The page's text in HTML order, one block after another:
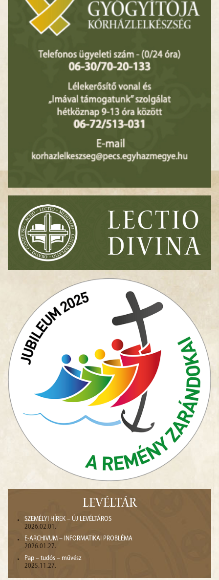
LEVÉLTÁR
SZEMÉLYI HÍREK – ÚJ LEVÉLTÁROS
2026.02.01.
E-ARCHIVUM – INFORMATIKAI PROBLÉMA
2026.01.27.
Pap – tudós – művész
2025.11.27.